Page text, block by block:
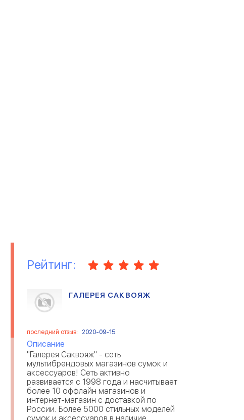
Рейтинг:
ГАЛЕРЕЯ САКВОЯЖ
последний отзыв: 2020-09-15
Описание
"Галерея Саквояж" - сеть
мультибрендовых магазинов сумок и
аксессуаров! Сеть активно
развивается с 1998 года и насчитывает
более 10 оффлайн магазинов и
интернет-магазин с доставкой по
России. Более 5000 стильных моделей